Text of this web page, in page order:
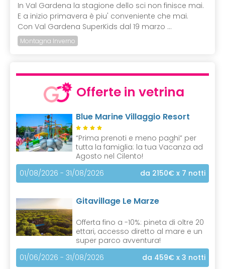
In Val Gardena la stagione dello sci non finisce mai.
E a inizio primavera è piu' conveniente che mai.
Con Val Gardena SuperKids dal 19 marzo ...
Montagna Inverno
Offerte in vetrina
Blue Marine Villaggio Resort
“Prima prenoti e meno paghi” per
tutta la famiglia: la tua Vacanza ad
Agosto nel Cilento!
01/08/2026 - 31/08/2026
da 2150€ x 7 notti
Gitavillage Le Marze
Offerta fino a -10%: pineta di oltre 20
ettari, accesso diretto al mare e un
super parco avventura!
01/06/2026 - 31/08/2026
da 459€ x 3 notti